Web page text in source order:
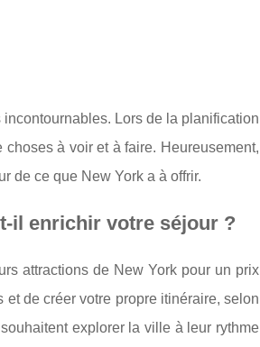
Lors de la planification
à voir et à faire. Heureusement,
de ce que New York a à offrir.
il enrichir votre séjour ?
attractions de New York pour un prix
de créer votre propre itinéraire, selon
explorer la ville à leur rythme